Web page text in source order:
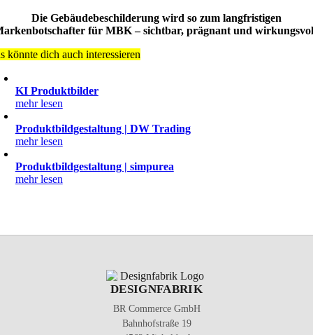
Die Gebäudebeschilderung wird so zum langfristigen
für MBK – sichtbar, prägnant und
könnte dich auch interessieren
KI Produktbilder
mehr lesen
Produktbildgestaltung | DW Trading
mehr lesen
Produktbildgestaltung | simpurea
mehr lesen
DESIGNFABRIK
BR Commerce GmbH
Bahnhofstraße 19